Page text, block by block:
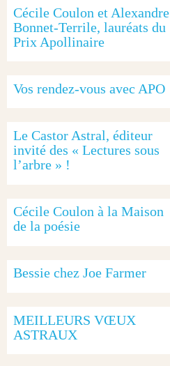
Cécile Coulon et Alexandre
Bonnet-Terrile, lauréats du
Prix Apollinaire
Vos rendez-vous avec APO
Le Castor Astral, éditeur
invité des « Lectures sous
l’arbre » !
Cécile Coulon à la Maison
de la poésie
Bessie chez Joe Farmer
MEILLEURS VŒUX
ASTRAUX